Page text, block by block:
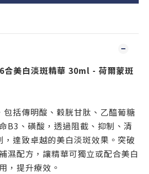
美白淡斑精華 30ml - 荷爾蒙斑
括傳明酸、穀胱甘肽、乙醯葡糖
B3、磺酸，透過阻截、抑制、清
，達致卓越的美白淡斑效果。突破
濕配方，讓精華可獨立或配合美白
，提升療效。